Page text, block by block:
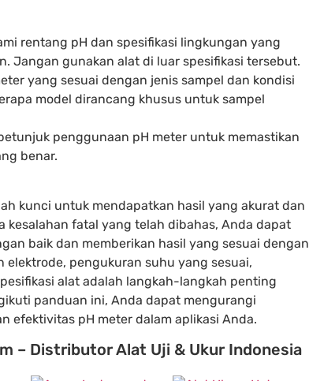
rentang pH dan spesifikasi lingkungan yang
Jangan gunakan alat di luar spesifikasi tersebut.
yang sesuai dengan jenis sampel dan kondisi
model dirancang khusus untuk sampel
penggunaan pH meter untuk memastikan
benar.
kunci untuk mendapatkan hasil yang akurat dan
fatal yang telah dibahas, Anda dapat
baik dan memberikan hasil yang sesuai dengan
elektrode, pengukuran suhu yang sesuai,
alat adalah langkah-langkah penting
panduan ini, Anda dapat mengurangi
efektivitas pH meter dalam aplikasi Anda.
– Distributor Alat Uji & Ukur Indonesia